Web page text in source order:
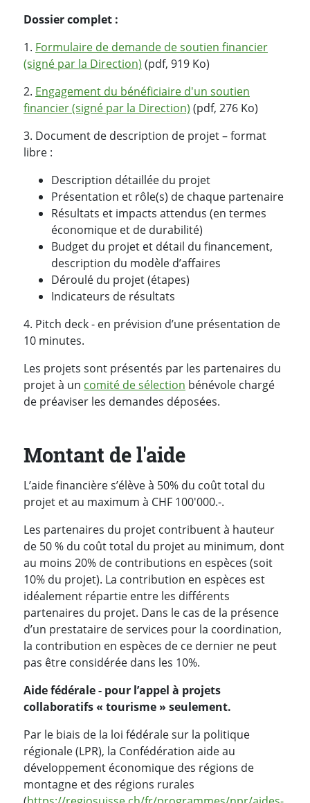
Dossier complet :
1. Formulaire de demande de soutien financier
(signé par la Direction) (pdf, 919 Ko)
2. Engagement du bénéficiaire d'un soutien
financier (signé par la Direction) (pdf, 276 Ko)
3. Document de description de projet – format
libre :
Description détaillée du projet
Présentation et rôle(s) de chaque partenaire
Résultats et impacts attendus (en termes
économique et de durabilité)
Budget du projet et détail du financement,
description du modèle d’affaires
Déroulé du projet (étapes)
Indicateurs de résultats
4. Pitch deck - en prévision d’une présentation de
10 minutes.
Les projets sont présentés par les partenaires du
projet à un comité de sélection bénévole chargé
de préaviser les demandes déposées.
Montant de l'aide
L’aide financière s’élève à 50% du coût total du
projet et au maximum à CHF 100'000.-.
Les partenaires du projet contribuent à hauteur
de 50 % du coût total du projet au minimum, dont
au moins 20% de contributions en espèces (soit
10% du projet). La contribution en espèces est
idéalement répartie entre les différents
partenaires du projet. Dans le cas de la présence
d’un prestataire de services pour la coordination,
la contribution en espèces de ce dernier ne peut
pas être considérée dans les 10%.
Aide fédérale - pour l’appel à projets
collaboratifs « tourisme » seulement.
Par le biais de la loi fédérale sur la politique
régionale (LPR), la Confédération aide au
développement économique des régions de
montagne et des régions rurales